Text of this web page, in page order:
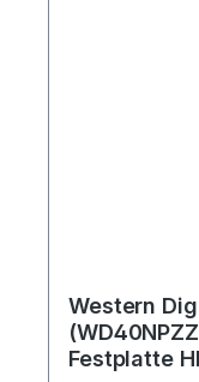
Western
Festplatte